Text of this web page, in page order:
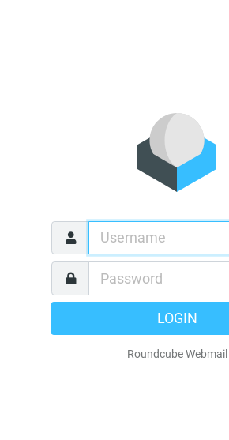
LOGIN
Roundcube Webmail